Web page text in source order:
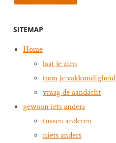
SITEMAP
Home
laat je zien
toon je vakkundigheid
vraag de aandacht
gewoon iets anders
tussen anderen
niets anders